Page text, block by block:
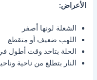
الأعراض:
الشعلة لونها أصفر
اللهب ضعيف أو متقطع
الحلة بتاخد وقت أطول
النار بتطلع من ناحية